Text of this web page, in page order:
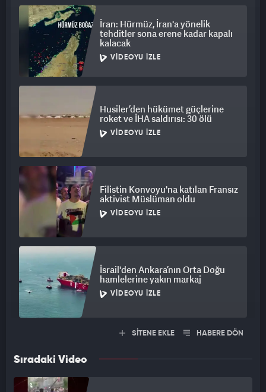
İran: Hürmüz, İran'a yönelik
tehditler sona erene kadar kapalı
kalacak
VIDEOYU İZLE
Husiler’den hükümet güçlerine
roket ve İHA saldırısı: 30 ölü
VIDEOYU İZLE
Filistin Konvoyu'na katılan Fransız
aktivist Müslüman oldu
VIDEOYU İZLE
İsrail'den Ankara’nın Orta Doğu
hamlelerine yakın markaj
VIDEOYU İZLE
SİTENE EKLE HABERE DÖN
Sıradaki Video